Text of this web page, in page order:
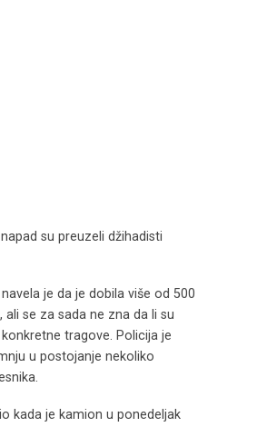
su preuzeli džihadisti
je da je dobila više od 500
ali se za sada ne zna da li su
tragove. Policija je
u postojanje nekoliko
kada je kamion u ponedeljak